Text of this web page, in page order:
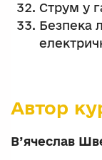
Струм у
Безпека
Автор
В’ячеслав